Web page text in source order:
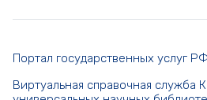
Портал государственных услуг РФ
Виртуальная справочная служба